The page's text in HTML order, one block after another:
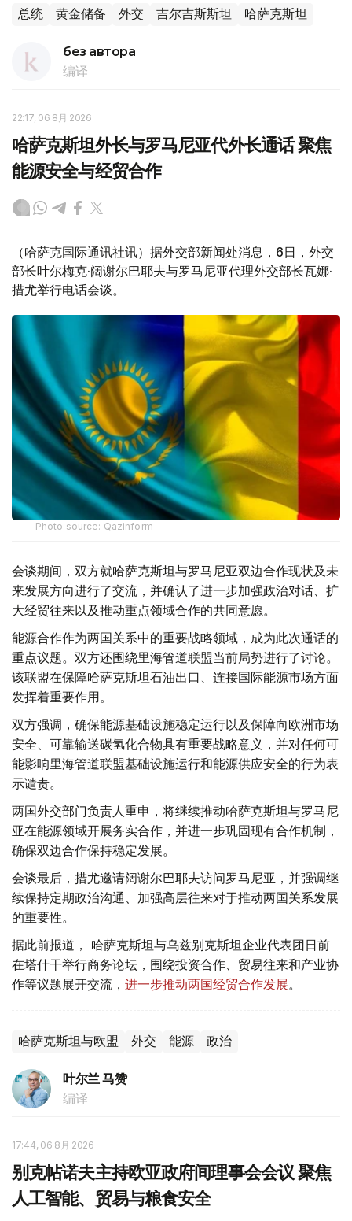
总统 黄金储备 外交 吉尔吉斯斯坦 哈萨克斯坦
без автора
编译
22:17, 06 8月 2026
哈萨克斯坦外长与罗马尼亚代外长通话 聚焦
能源安全与经贸合作
（哈萨克国际通讯社讯）据外交部新闻处消息，6日，外交
部长叶尔梅克·阔谢尔巴耶夫与罗马尼亚代理外交部长瓦娜·
措尤举行电话会谈。
Photo source: Qazinform
会谈期间，双方就哈萨克斯坦与罗马尼亚双边合作现状及未
来发展方向进行了交流，并确认了进一步加强政治对话、扩
大经贸往来以及推动重点领域合作的共同意愿。
能源合作作为两国关系中的重要战略领域，成为此次通话的
重点议题。双方还围绕里海管道联盟当前局势进行了讨论。
该联盟在保障哈萨克斯坦石油出口、连接国际能源市场方面
发挥着重要作用。
双方强调，确保能源基础设施稳定运行以及保障向欧洲市场
安全、可靠输送碳氢化合物具有重要战略意义，并对任何可
能影响里海管道联盟基础设施运行和能源供应安全的行为表
示谴责。
两国外交部门负责人重申，将继续推动哈萨克斯坦与罗马尼
亚在能源领域开展务实合作，并进一步巩固现有合作机制，
确保双边合作保持稳定发展。
会谈最后，措尤邀请阔谢尔巴耶夫访问罗马尼亚，并强调继
续保持定期政治沟通、加强高层往来对于推动两国关系发展
的重要性。
据此前报道， 哈萨克斯坦与乌兹别克斯坦企业代表团日前
在塔什干举行商务论坛，围绕投资合作、贸易往来和产业协
作等议题展开交流， 进一步推动两国经贸合作发展。
哈萨克斯坦与欧盟 外交 能源 政治
叶尔兰 马赞
编译
17:44, 06 8月 2026
别克帖诺夫主持欧亚政府间理事会会议 聚焦
人工智能、贸易与粮食安全